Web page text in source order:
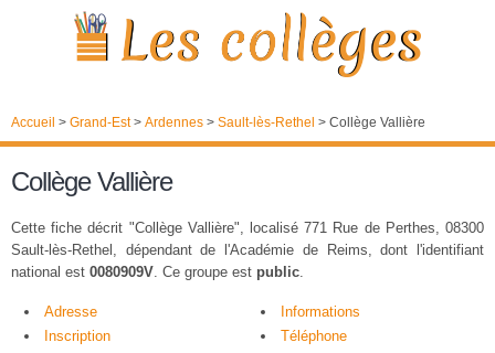
Accueil > Grand-Est> Ardennes > Sault-lès-Rethel > Collège Vallière
Collège Vallière
Cette fiche décrit "Collège Vallière", localisé 771 Rue de Perthes, 08300
Sault-lès-Rethel, dépendant de l'Académie de Reims, dont l'identifiant
national est 0080909V. Ce groupe est public.
Adresse
Informations
Inscription
Téléphone